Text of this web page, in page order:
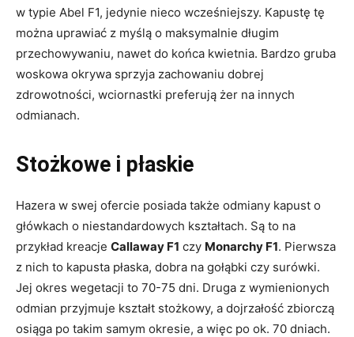
w typie Abel F1, jedynie nieco wcześniejszy. Kapustę tę
można uprawiać z myślą o maksymalnie długim
przechowywaniu, nawet do końca kwietnia. Bardzo gruba
woskowa okrywa sprzyja zachowaniu dobrej
zdrowotności, wciornastki preferują żer na innych
odmianach.
Stożkowe i płaskie
Hazera w swej ofercie posiada także odmiany kapust o
główkach o niestandardowych kształtach. Są to na
przykład kreacje Callaway F1 czy Monarchy F1. Pierwsza
z nich to kapusta płaska, dobra na gołąbki czy surówki.
Jej okres wegetacji to 70-75 dni. Druga z wymienionych
odmian przyjmuje kształt stożkowy, a dojrzałość zbiorczą
osiąga po takim samym okresie, a więc po ok. 70 dniach.